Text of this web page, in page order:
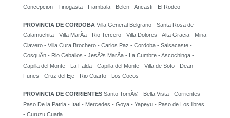
Concepcion - Tinogasta - Fiambala - Belen - Ancasti - El Rodeo
PROVINCIA DE CORDOBA Villa General Belgrano - Santa Rosa de
Calamuchita - Villa MarÃ­a - Rio Tercero - Villa Dolores - Alta Gracia - Mina
Clavero - Villa Cura Brochero - Carlos Paz - Cordoba - Salsacaste -
CosquÃ­n - Rio Ceballos - JesÃºs MarÃ­a - La Cumbre - Ascochinga -
Capilla del Monte - La Falda - Capilla del Monte - Villa de Soto - Dean
Funes - Cruz del Eje - Rio Cuarto - Los Cocos
PROVINCIA DE CORRIENTES Santo TomÃ© - Bella Vista - Corrientes -
Paso De la Patria - Itati - Mercedes - Goya - Yapeyu - Paso de Los libres
- Curuzu Cuatia